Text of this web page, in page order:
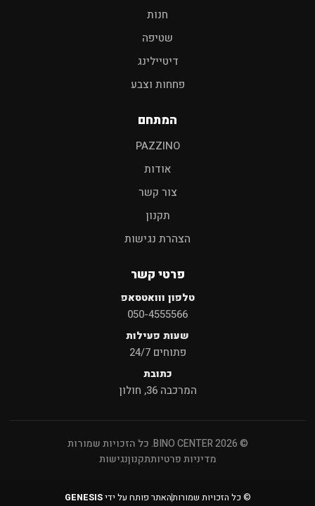
חנות
שטיפה
דיטיילינג
פחחות וצבע
המתחם
PAZZINO
אודות
צור קשר
תקנון
הצהרת נגישות
פרטי קשר
טלפון ווואטסאפ
050-4555566
שעות פעילות
פתוחים 24/7
כתובת
המרכבה 36, חולון
© 2026 BINO CENTER. כל הזכויות שמורות
מדיניות פרטיותתקנוןנגישות
© כל הזכויות שמורותהאתר פותח על ידיGENESIS